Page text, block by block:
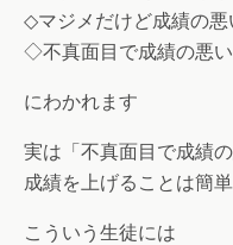
◇マジメだけど成績の悪
◇不真面目で成績の悪
にわかれます
実は「不真面目で成績
成績を上げることは簡
こういう生徒には